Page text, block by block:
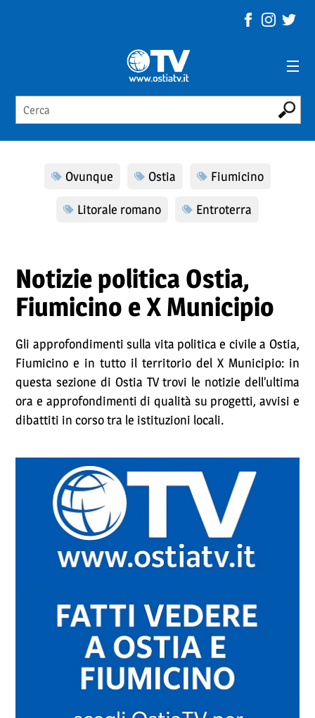
Ovunque Ostia Fiumicino
Litorale romano Entroterra
Notizie politica Ostia,
Fiumicino e X Municipio
Gli approfondimenti sulla vita politica e civile a Ostia,
Fiumicino e in tutto il territorio del X Municipio: in
questa sezione di Ostia TV trovi le notizie dell’ultima
ora e approfondimenti di qualità su progetti, avvisi e
dibattiti in corso tra le istituzioni locali.